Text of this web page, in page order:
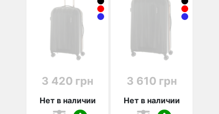
3 420 грн
Нет в наличии
3 610 грн
Нет в наличии